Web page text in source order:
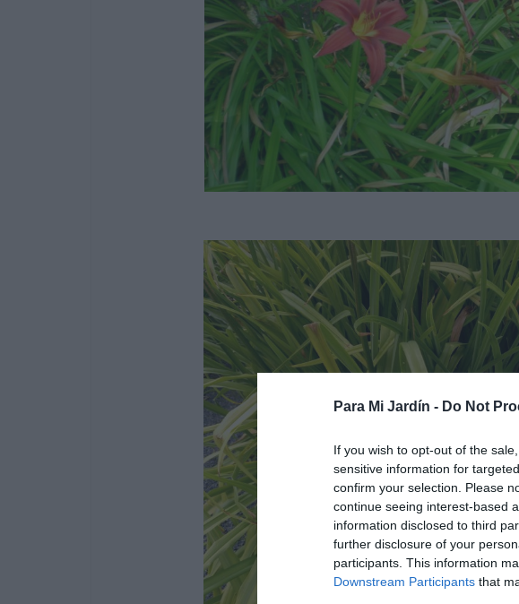
Para Mi Jardín - Do Not
If you wish to opt-out of the
sensitive information for
confirm your selection. Please
continue seeing interest-based
information disclosed to third
further disclosure of your
participants. This information
Downstream Participants that